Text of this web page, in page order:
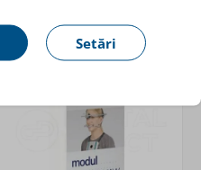
Setări